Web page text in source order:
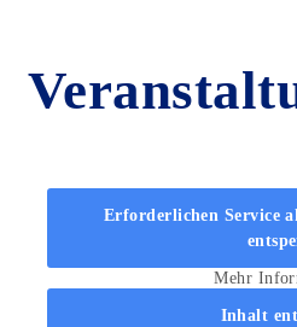
Inhalt
Erforderlichen Service
Mehr